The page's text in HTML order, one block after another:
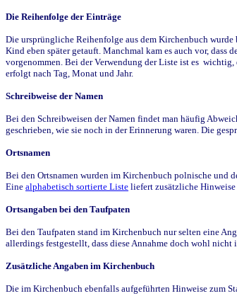
Die Reihenfolge der Einträge
Die ursprüngliche Reihenfolge aus dem Kirchenbuch
Kind eben später getauft. Manchmal kam es auch vor,
vorgenommen. Bei der Verwendung der Liste ist es
erfolgt nach Tag, Monat und Jahr.
Schreibweise der Namen
Bei den Schreibweisen der Namen findet man häufig
geschrieben, wie sie noch in der Erinnerung waren. Die
Ortsnamen
Bei den Ortsnamen wurden im Kirchenbuch polnische und
Eine alphabetisch sortierte Liste liefert zusätzliche Hinweise
Ortsangaben bei den Taufpaten
Bei den Taufpaten stand im Kirchenbuch nur selten eine
allerdings festgestellt, dass diese Annahme doch wohl
Zusätzliche Angaben im Kirchenbuch
Die im Kirchenbuch ebenfalls aufgeführten Hinweise zum